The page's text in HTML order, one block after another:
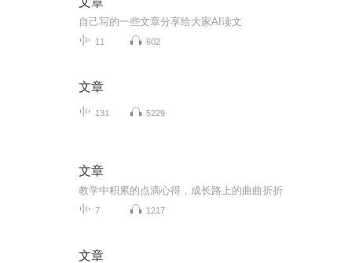
自己写的一些文章分享给大家AI读文
11 602
文章
131 5229
文章
教学中积累的点滴心得，成长路上的曲曲折折
7 1217
文章